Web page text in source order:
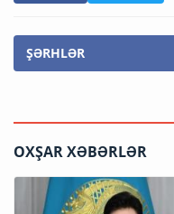
ŞƏRHLƏR
OXŞAR XƏBƏRLƏR